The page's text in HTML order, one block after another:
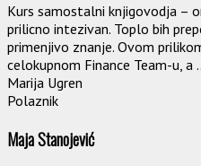
Kurs samostalni knjigovodja –
prilicno intezivan. Toplo bih
primenjivo znanje. Ovom
celokupnom Finance Team-u, a
Marija Ugren
Polaznik
Maja Stanojević